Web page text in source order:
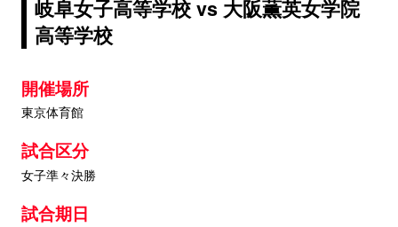
岐阜女子高等学校 vs 大阪薫英女学院
高等学校
開催場所
東京体育館
試合区分
女子準々決勝
試合期日